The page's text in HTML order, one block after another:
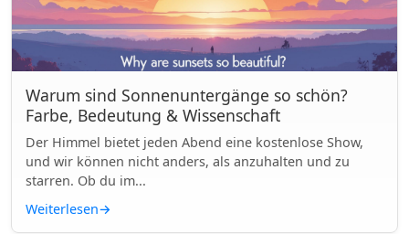
Warum sind Sonnenuntergänge so schön?
Farbe, Bedeutung & Wissenschaft
Der Himmel bietet jeden Abend eine kostenlose Show,
und wir können nicht anders, als anzuhalten und zu
starren. Ob du im...
Weiterlesen→